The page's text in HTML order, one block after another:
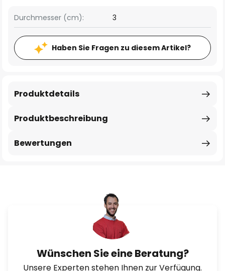
Durchmesser (cm): 3
Haben Sie Fragen zu diesem Artikel?
Produktbeschreibung
Produktdetails
Bewertungen
Wünschen Sie eine Beratung?
Unsere Experten stehen Ihnen zur Verfügung.